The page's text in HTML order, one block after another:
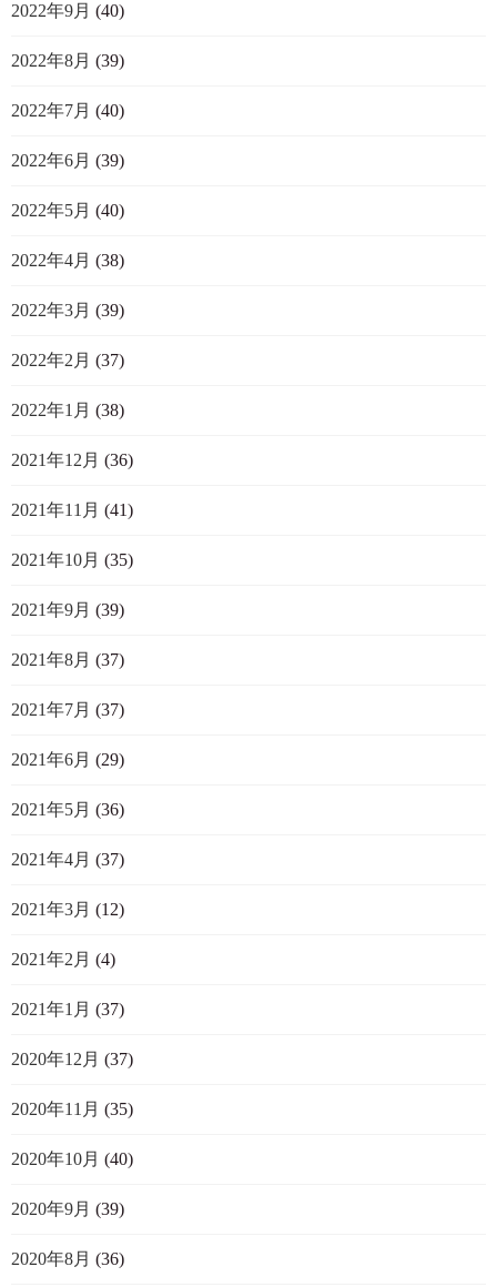
2022年9月 (40)
2022年8月 (39)
2022年7月 (40)
2022年6月 (39)
2022年5月 (40)
2022年4月 (38)
2022年3月 (39)
2022年2月 (37)
2022年1月 (38)
2021年12月 (36)
2021年11月 (41)
2021年10月 (35)
2021年9月 (39)
2021年8月 (37)
2021年7月 (37)
2021年6月 (29)
2021年5月 (36)
2021年4月 (37)
2021年3月 (12)
2021年2月 (4)
2021年1月 (37)
2020年12月 (37)
2020年11月 (35)
2020年10月 (40)
2020年9月 (39)
2020年8月 (36)